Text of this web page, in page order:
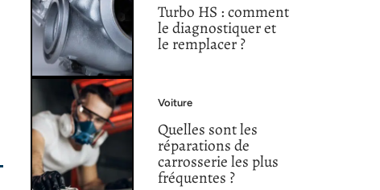
Turbo HS : comment
le diagnostiquer et
le remplacer ?
Voiture
Quelles sont les
réparations de
carrosserie les plus
fréquentes ?